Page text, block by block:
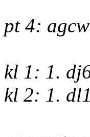
pt 4:
kl 1: 1.
kl 2: 1.